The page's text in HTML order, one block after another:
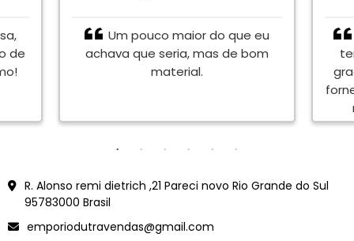
de
Um pouco maior do que eu
achava que seria, mas de bom
material.
R. Alonso remi dietrich ,21 Pareci novo Rio Grande do Sul
95783000 Brasil
emporiodutravendas@gmail.com